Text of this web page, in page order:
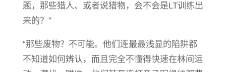
题，那些猎人、或者说猎物，会不会是LT训练出
来的？”
“那些废物？不可能。他们连最最浅显的陷阱都
不知道如何辨认，而且完全不懂得快速在林间运